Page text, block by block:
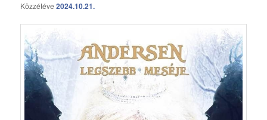
Közzétéve2024.10.21.